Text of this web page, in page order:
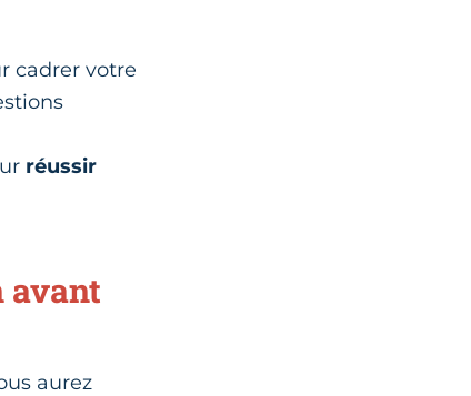
cadrer votre
réussir
avant
aurez